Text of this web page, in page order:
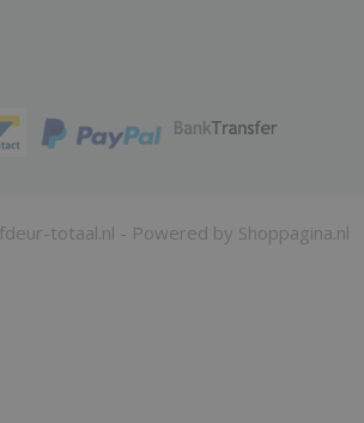
totaal.nl - Powered by Shoppagina.nl